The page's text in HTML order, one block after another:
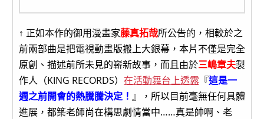
↑ 正如本作的御用漫畫家藤真拓哉所公告的，相較於之
前兩部曲是把電視動畫版搬上大銀幕，本片不僅是完全
原創、描述前所未見的嶄新故事，而且由於三嶋章夫製
作人（KING RECORDS） 在活動舞台上透露 『這是一
週之前開會的熱騰騰決定！ 』，所以目前毫無任何具體
進展，都築老師尚在構思劇情當中……真是帥啊、老